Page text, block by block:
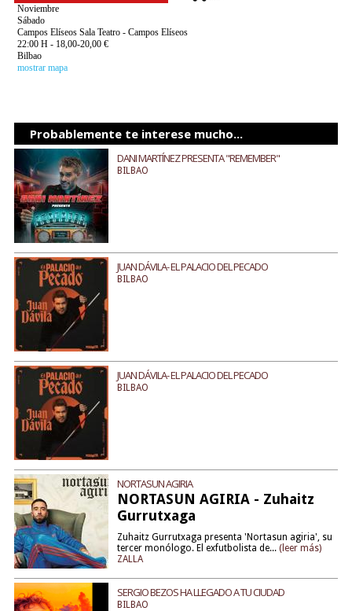
Noviembre
Sábado
Campos Elíseos Sala Teatro - Campos Elíseos
22:00 H - 18,00-20,00 €
Bilbao
mostrar mapa
Probablemente te interese mucho...
DANI MARTÍNEZ PRESENTA "REMEMBER"
BILBAO
JUAN DÁVILA- EL PALACIO DEL PECADO
BILBAO
JUAN DÁVILA- EL PALACIO DEL PECADO
BILBAO
NORTASUN AGIRIA
NORTASUN AGIRIA - Zuhaitz
Gurrutxaga
Zuhaitz Gurrutxaga presenta 'Nortasun agiria', su
tercer monólogo. El exfutbolista de... (leer más)
ZALLA
SERGIO BEZOS HA LLEGADO A TU CIUDAD
BILBAO